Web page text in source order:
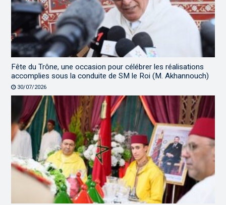
Fête du Trône, une occasion pour célébrer les réalisations
accomplies sous la conduite de SM le Roi (M. Akhannouch)
30/07/2026